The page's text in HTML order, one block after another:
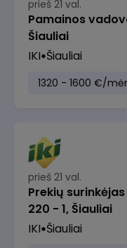
prieš 21 val.
Pamainos
Šiauliai
IKI Šiauliai
1320 - 1600 €/
prieš 21 val.
Prekių
220 - 1, Šiauliai
IKI Šiauliai